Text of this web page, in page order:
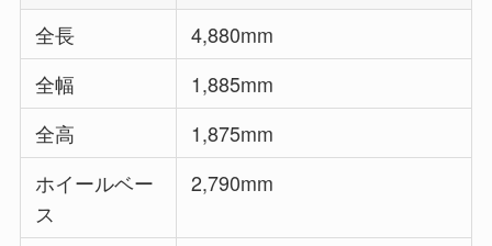
全長
4,880mm
全幅
1,885mm
全高
1,875mm
ホイールベー
ス
2,790mm